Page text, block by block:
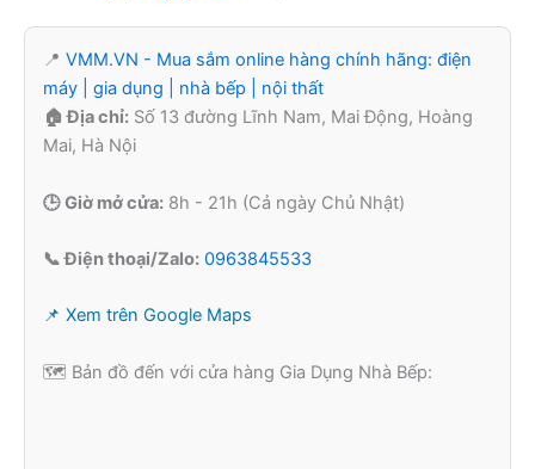
📍 VMM.VN - Mua sắm online hàng chính hãng: điện
máy | gia dụng | nhà bếp | nội thất
🏠 Địa chỉ: Số 13 đường Lĩnh Nam, Mai Động, Hoàng
Mai, Hà Nội
🕒 Giờ mở cửa: 8h - 21h (Cả ngày Chủ Nhật)
📞 Điện thoại/Zalo: 0963845533
📌 Xem trên Google Maps
🗺️ Bản đồ đến với cửa hàng Gia Dụng Nhà Bếp: